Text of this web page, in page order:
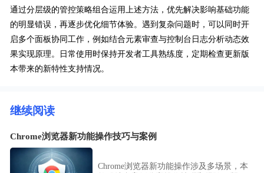
通过分层级的管控策略组合运用上述方法，优先解决影响基础功能
的明显错误，再逐步优化细节体验。遇到复杂问题时，可以同时开
启多个面板协同工作，例如结合元素审查与控制台日志分析动态效
果实现原理。日常使用时保持开发者工具熟练度，定期检查更新版
本带来的新特性支持情况。
继续阅读
Chrome浏览器新功能操作技巧与案例
Chrome浏览器新功能操作涉及多场景，本